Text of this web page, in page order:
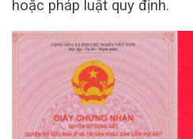
hoặc pháp luật quy định.